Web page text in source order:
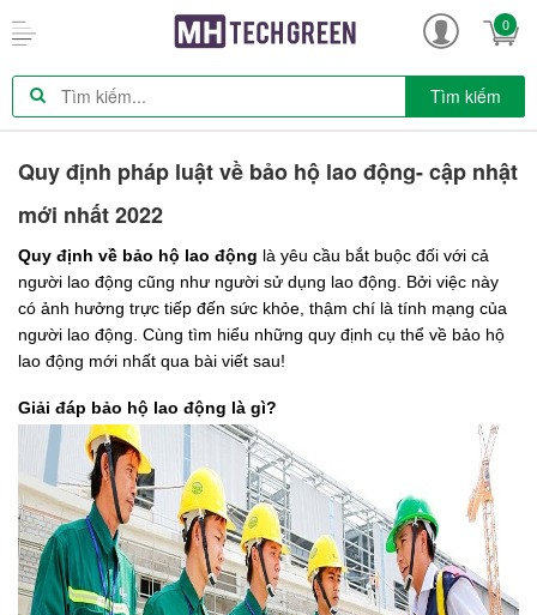
0
Tìm kiếm
Quy định pháp luật về bảo hộ lao động- cập nhật
mới nhất 2022
Quy định về bảo hộ lao động là yêu cầu bắt buộc đối với cả
người lao động cũng như người sử dụng lao động. Bởi việc này
có ảnh hưởng trực tiếp đến sức khỏe, thậm chí là tính mạng của
người lao động. Cùng tìm hiểu những quy định cụ thể về bảo hộ
lao động mới nhất qua bài viết sau!
Giải đáp bảo hộ lao động là gì?